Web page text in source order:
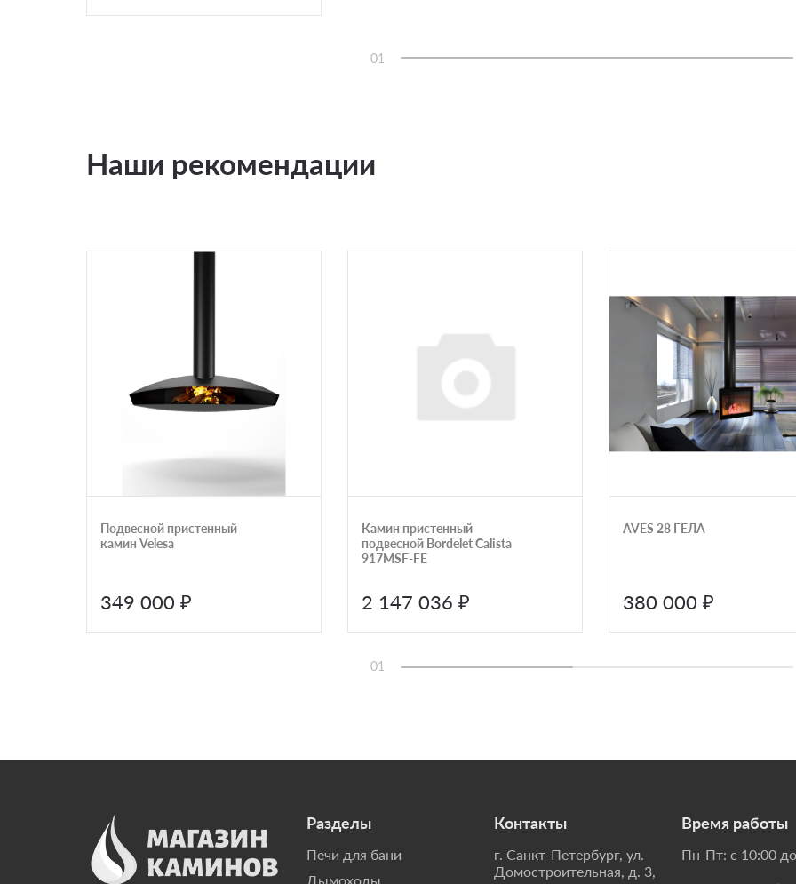
01
Наши рекомендации
Подвесной пристенный
камин Velesa
349 000 ₽
Камин пристенный
подвесной Bordelet Calista
917MSF-FE
2 147 036 ₽
AVES 28 ГЕЛА
380 000 ₽
01
Разделы
Печи для бани
Дымоходы
Контакты
г. Санкт-Петербург, ул.
Домостроительная, д. 3,
Время работы
Пн-Пт: с 10:00